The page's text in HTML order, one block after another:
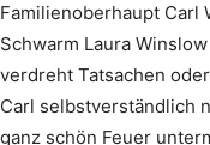
Familienoberhaupt Carl
Schwarm Laura
verdreht Tatsachen
Carl selbstverständlich
ganz schön Feuer